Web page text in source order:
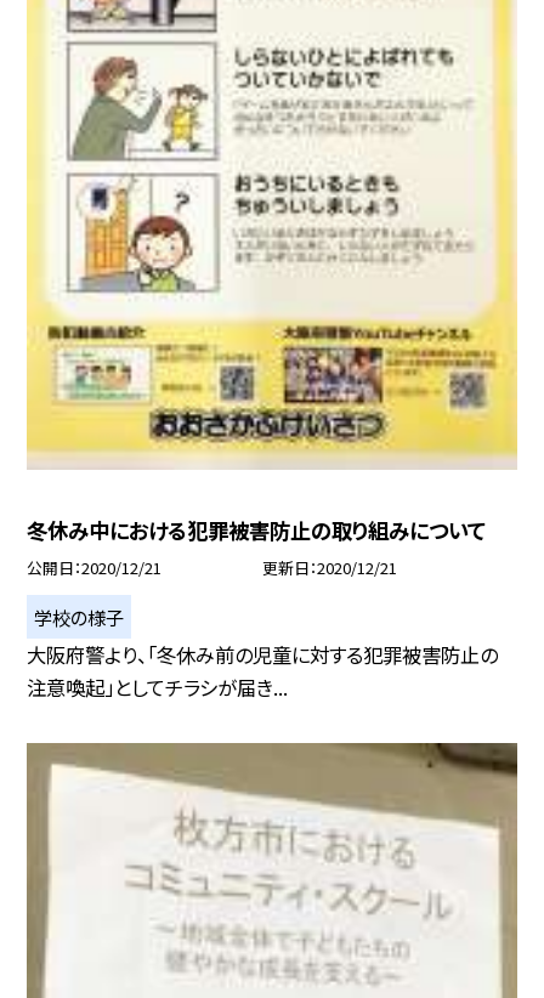
冬休み中における犯罪被害防止の取り組みについて
公開日 2020/12/21 更新日 2020/12/21
学校の様子
大阪府警より、「冬休み前の児童に対する犯罪被害防止の
注意喚起」としてチラシが届き...